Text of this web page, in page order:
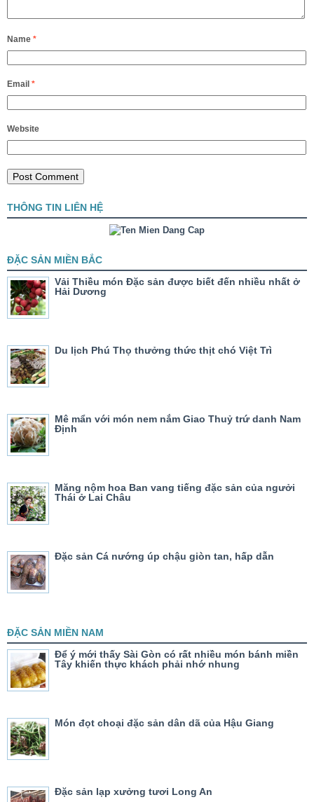
Name *
Email *
Website
THÔNG TIN LIÊN HỆ
ĐẶC SẢN MIỀN BẮC
Vải Thiều món Đặc sản được biết đến nhiều nhất ở
Hải Dương
Du lịch Phú Thọ thưởng thức thịt chó Việt Trì
Mê mẩn với món nem nắm Giao Thuỷ trứ danh Nam
Định
Măng nộm hoa Ban vang tiếng đặc sản của ngưởi
Thái ở Lai Châu
Đặc sản Cá nướng úp chậu giòn tan, hấp dẫn
ĐẶC SẢN MIỀN NAM
Để ý mới thấy Sài Gòn có rất nhiều món bánh miền
Tây khiến thực khách phải nhớ nhung
Món đọt choại đặc sản dân dã của Hậu Giang
Đặc sản lạp xưởng tươi Long An